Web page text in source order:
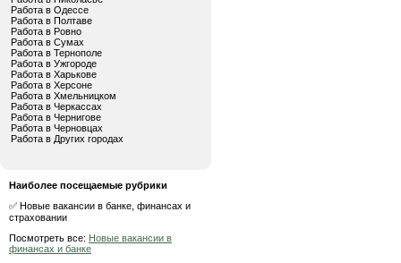
Работа в Одессе
Работа в Полтаве
Работа в Ровно
Работа в Сумах
Работа в Тернополе
Работа в Ужгороде
Работа в Харькове
Работа в Херсоне
Работа в Хмельницком
Работа в Черкассах
Работа в Чернигове
Работа в Черновцах
Работа в Других городах
Наиболее посещаемые рубрики
✅ Новые вакансии в банке, финансах и
страховании
Посмотреть все: Новые вакансии в
финансах и банке